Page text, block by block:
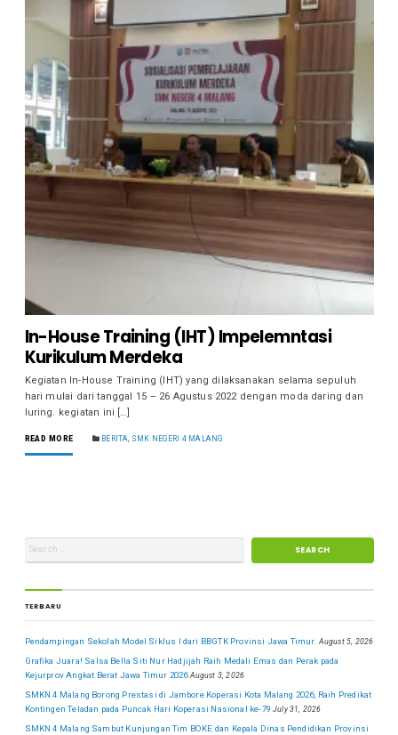
In-House Training (IHT) Impelemntasi
Kurikulum Merdeka
Kegiatan In-House Training (IHT) yang dilaksanakan selama sepuluh
hari mulai dari tanggal 15 – 26 Agustus 2022 dengan moda daring dan
luring. kegiatan ini […]
READ MORE BERITA SMK NEGERI 4 MALANG
TERBARU
Pendampingan Sekolah Model Siklus I dari BBGTK Provinsi Jawa Timur. August 5, 2026
Grafika Juara! Salsa Bella Siti Nur Hadjijah Raih Medali Emas dan Perak pada
Kejurprov Angkat Berat Jawa Timur 2026 August 3, 2026
SMKN 4 Malang Borong Prestasi di Jambore Koperasi Kota Malang 2026, Raih Predikat
Kontingen Teladan pada Puncak Hari Koperasi Nasional ke-79 July 31, 2026
SMKN 4 Malang Sambut Kunjungan Tim BOKE dan Kepala Dinas Pendidikan Provinsi